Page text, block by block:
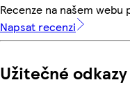
Recenze na našem
Napsat recenzi
Užitečné odkazy